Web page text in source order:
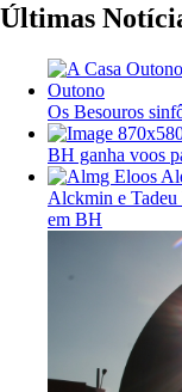
Últimas
Os Besouros
BH ganha voos
Alckmin e Tadeu
em BH